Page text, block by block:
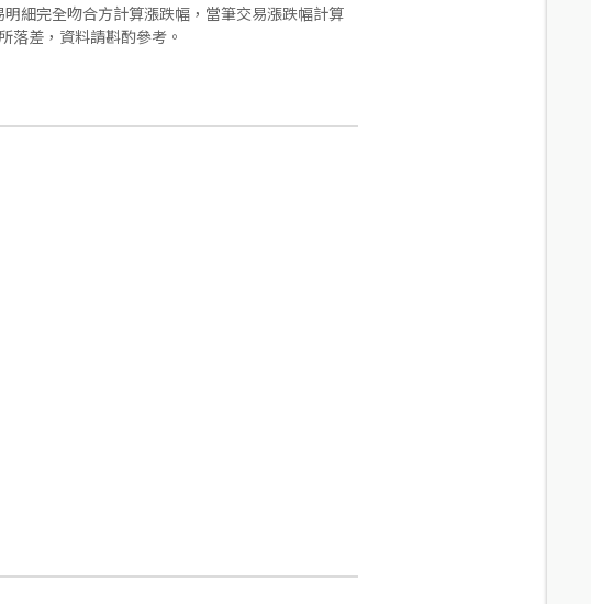
細完全吻合方計算漲跌幅，當筆交易漲跌幅計算
落差，資料請斟酌參考。